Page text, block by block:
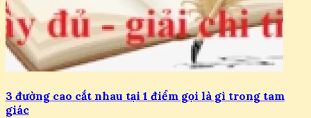
3 đường cao cắt nhau tại 1 điểm gọi là gì trong tam
giác